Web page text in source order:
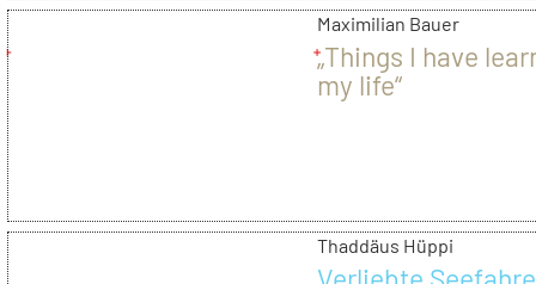
Maximilian Bauer
„Things I have
my life“
Thaddäus Hüppi